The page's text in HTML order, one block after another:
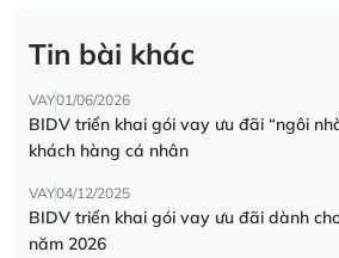
Tin bài khác
VAY01/06/2026
BIDV triển khai gói vay ưu đãi “ngôi
khách hàng cá nhân
VAY04/12/2025
BIDV triển khai gói vay ưu đãi dành
năm 2026